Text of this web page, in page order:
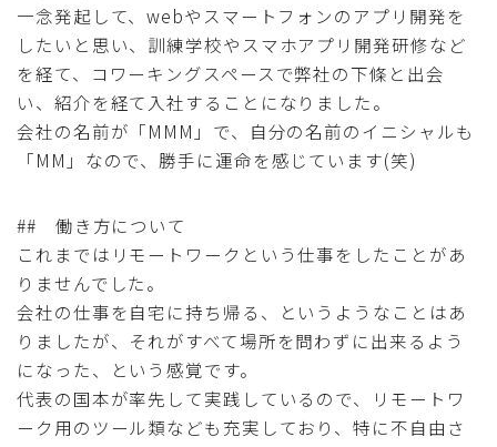
一念発起して、webやスマートフォンのアプリ開発を
したいと思い、訓練学校やスマホアプリ開発研修など
を経て、コワーキングスペースで弊社の下條と出会
い、紹介を経て入社することになりました。
会社の名前が「MMM」で、自分の名前のイニシャルも
「MM」なので、勝手に運命を感じています(笑)
## 働き方について
これまではリモートワークという仕事をしたことがあ
りませんでした。
会社の仕事を自宅に持ち帰る、というようなことはあ
りましたが、それがすべて場所を問わずに出来るよう
になった、という感覚です。
代表の国本が率先して実践しているので、リモートワ
ーク用のツール類なども充実しており、特に不自由さ